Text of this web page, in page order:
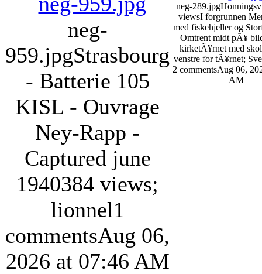
neg-
959.jpgStrasbourg
- Batterie 105
KISL - Ouvrage
Ney-Rapp -
Captured june
1940384 views;
lionnel1
commentsAug 06,
2026 at 07:46 AM
neg-289.jpg
viewsI forgrunnen
med fiskehjeller og
Omtrent midt pÃ¥
kirketÃ¥rnet med
venstre for tÃ¥rnet;
2 commentsAug 06,
AM